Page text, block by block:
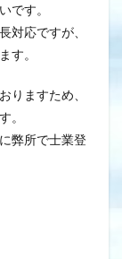
です。
対応ですが、
す。
りますため、
。
弊所で士業登